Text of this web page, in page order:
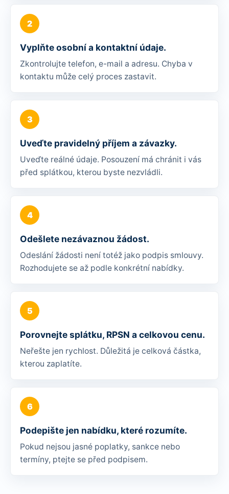
Vyplňte osobní a kontaktní údaje.
Zkontrolujte telefon, e-mail a adresu. Chyba v
kontaktu může celý proces zastavit.
Uveďte pravidelný příjem a závazky.
Uveďte reálné údaje. Posouzení má chránit i vás
před splátkou, kterou byste nezvládli.
Odešlete nezávaznou žádost.
Odeslání žádosti není totéž jako podpis smlouvy.
Rozhodujete se až podle konkrétní nabídky.
Porovnejte splátku, RPSN a celkovou cenu.
Neřešte jen rychlost. Důležitá je celková částka,
kterou zaplatíte.
Podepište jen nabídku, které rozumíte.
Pokud nejsou jasné poplatky, sankce nebo
termíny, ptejte se před podpisem.